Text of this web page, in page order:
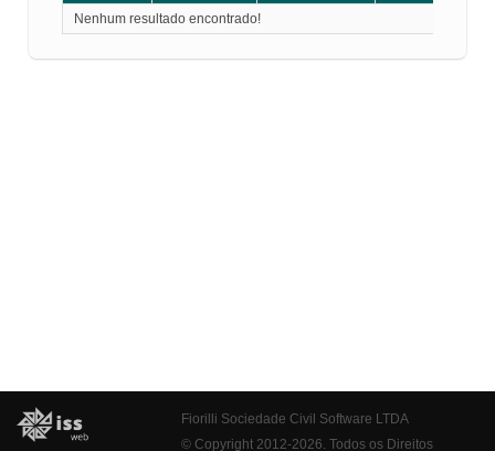
Nenhum resultado encontrado!
Fiorilli Sociedade Civil Software LTDA
© Copyright 2012-2026. Todos os Direitos